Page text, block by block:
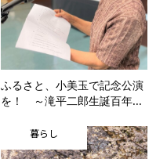
ふるさと、小美玉で記念公演
を！ ～滝平二郎生誕百年...
暮らし